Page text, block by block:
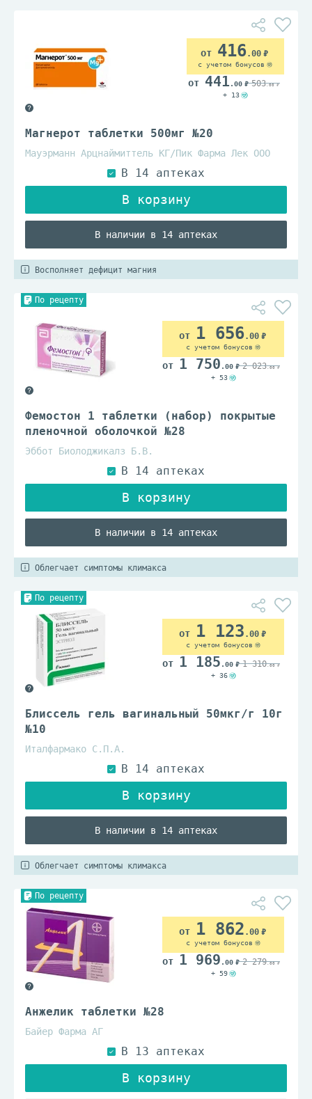
Магнерот таблетки 500мг №20
Мауэрманн Арцнаймиттель КГ/Пик Фарма Лек ООО
В наличии в 14 аптеках
416.00
с учетом бонусов
441 .00 503.00
+ 13
Восполняет дефицит магния
По рецепту
Фемостон 1 таблетки (набор) покрытые
пленочной оболочкой №28
Эббот Биолоджикалз Б.В.
В наличии в 14 аптеках
1 656.00
с учетом бонусов
1 750 .00 2 023.00
+ 53
Облегчает симптомы климакса
По рецепту
Блиссель гель вагинальный 50мкг/г 10г
№10
Италфармако С.П.А.
В наличии в 14 аптеках
1 123 .00
с учетом бонусов
1 185 .00 1 310.00
+ 36
Облегчает симптомы климакса
По рецепту
Анжелик таблетки №28
Байер Фарма АГ
1 862 .00
с учетом бонусов
1 969 .00 2 279.00
+ 59